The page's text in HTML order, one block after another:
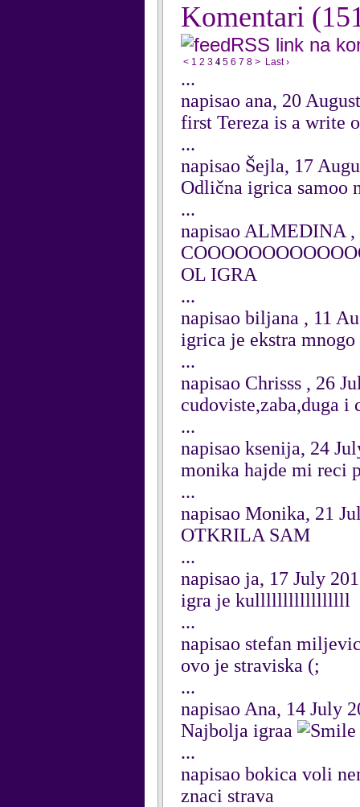
Komentari
RSS link na
< 1 2 3 4 5 6 7 8 > Last ›
...
napisao ana, 20
first Tereza is a write
...
napisao Šejla, 17
Odlična igrica samoo
...
napisao ALMEDINA ,
OL IGRA
...
napisao biljana , 11
igrica je ekstra
...
napisao Chrisss , 26
cudoviste,zaba,duga i
...
napisao ksenija, 24
monika hajde mi reci
...
napisao Monika, 21
OTKRILA SAM
...
napisao ja, 17 July
igra je kulllllllllllllllll
...
napisao stefan
ovo je straviska (;
...
napisao Ana, 14 July
Najbolja igraa
...
napisao bokica voli
znaci strava